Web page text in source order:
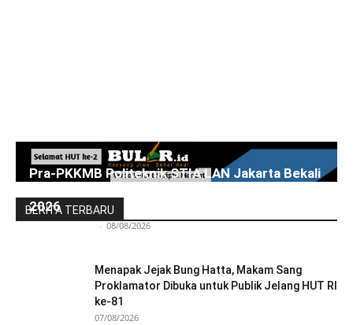
BERITA TERBARU
Pra-PKKMB Politeknik STIA LAN Jakarta Bekali
2026
- 08/08/2026
Menapak Jejak Bung Hatta, Makam Sang
Proklamator Dibuka untuk Publik Jelang HUT RI
ke-81
07/08/2026